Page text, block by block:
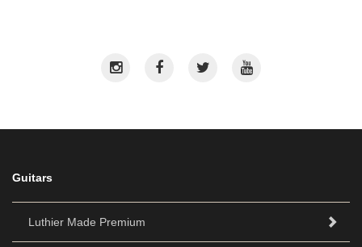
Guitars
Luthier Made Premium